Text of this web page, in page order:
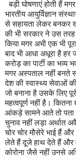
बड़ी घोषणाएं होती हैं
भारतीय आयुर्विज्ञान
से सहायता लेकर बनकर
की भी सरकार ने उस
किया मगर अभी एक भी
बाद भी आधा अधूरा है हर
करोड़ का पार्टी का
मगर अस्पताल नहीं बनते
देश की स्वास्थ्य सेवाओं
जो बनाना है उसके लिए
महत्वपूर्ण नहीं है।
आंकड़े सामने आते तो पता
चुनाव नहीं लड़ा अर्थात
चोर चोर मौसेरे भाई हैं
लेते हैं दूजे हाथ देते हैं और
कोरोना जैसे नहीं उनसे